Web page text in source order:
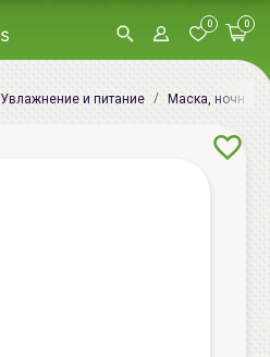
0 0
Увлажнение и питание Маска, ночная